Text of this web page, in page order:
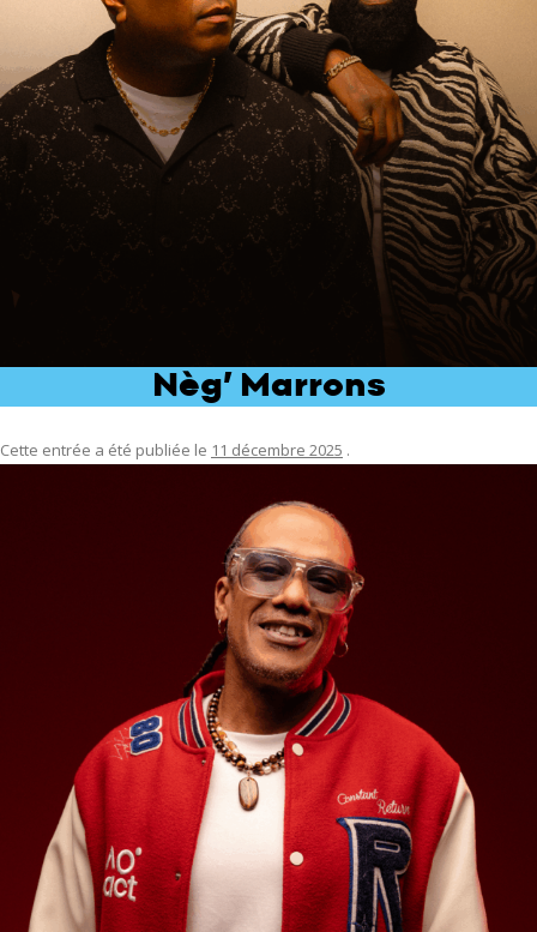
Nèg’ Marrons
Cette entrée a été publiée le 11 décembre 2025 .